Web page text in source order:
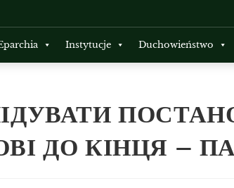
Instytucje Duchowieństwo
ДО КІНЦЯ –